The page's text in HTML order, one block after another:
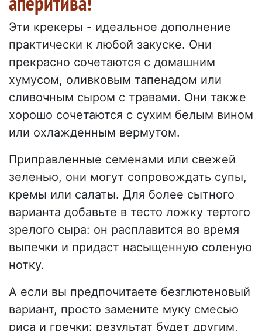
Эти крекеры - идеальное дополнение
практически к любой закуске. Они
прекрасно сочетаются с домашним
хумусом, оливковым тапенадом или
сливочным сыром с травами. Они также
хорошо сочетаются с сухим белым вином
или охлажденным вермутом.
Приправленные семенами или свежей
зеленью, они могут сопровождать супы,
кремы или салаты. Для более сытного
варианта добавьте в тесто ложку тертого
зрелого сыра: он расплавится во время
выпечки и придаст насыщенную соленую
нотку.
А если вы предпочитаете безглютеновый
вариант, просто замените муку смесью
риса и гречки: результат будет другим,